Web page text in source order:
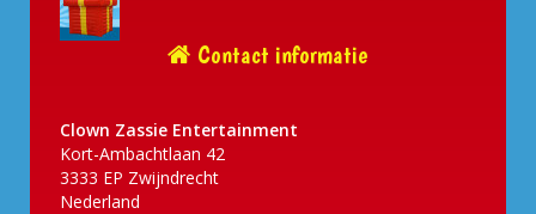
Contact informatie
Clown Zassie Entertainment
Kort-Ambachtlaan 42
3333 EP Zwijndrecht
Nederland